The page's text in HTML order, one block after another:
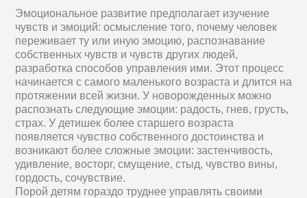
Эмоциональное развитие предполагает изучение
чувств и эмоций: осмысление того, почему человек
переживает ту или иную эмоцию, распознавание
собственных чувств и чувств других людей,
разработка способов управления ими. Этот процесс
начинается с самого маленького возраста и длится на
протяжении всей жизни. У новорожденных можно
распознать следующие эмоции: радость, гнев, грусть,
страх. У детишек более старшего возраста
появляется чувство собственного достоинства и
возникают более сложные эмоции: застенчивость,
удивление, восторг, смущение, стыд, чувство вины,
гордость, сочувствие.
Порой детям гораздо труднее управлять своими